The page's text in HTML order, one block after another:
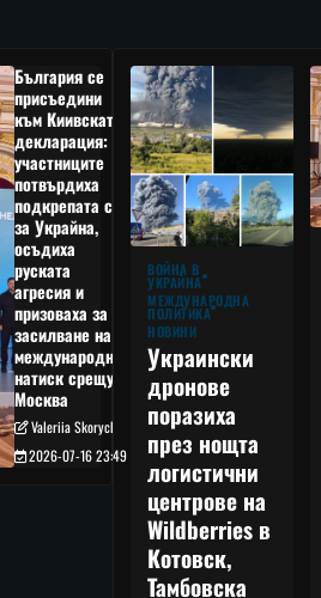
България се
присъедини
към Киивската
декларация:
участниците
потвърдиха
подкрепата си
за Украйна,
осъдиха
руската
агресия и
призоваха за
засилване на
международния
натиск срещу
Москва
Valeriia Skorych
2026-07-16 23:49
ВОЙНА В
УКРАЙНА
МЕЖДУНАРОДНА
ПОЛИТИКА
НОВИНИ
Украински
дронове
поразиха
през нощта
логистични
центрове на
Wildberries в
Котовск,
Тамбовска